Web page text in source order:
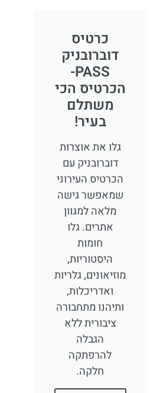
כרטיס
דוברובניק
PASS-
הכרטיס הכי
משתלם
בעיר!
גלו את אוצרות
דוברובניק עם
הכרטיס העירוני
שמאפשר גישה
מלאה למגוון
אתרים. גלו
חומות
היסטוריות,
מוזיאונים, גלריות
ואדריכלות,
ותיהנו מתחבורה
ציבורית ללא
הגבלה
להרפתקה
חלקה.